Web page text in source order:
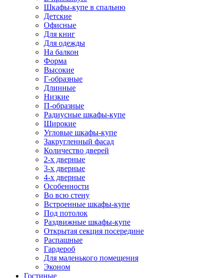
Шкафы-купе в спальню
Детские
Офисные
Для книг
Для одежды
На балкон
Форма
Высокие
Г-образные
Длинные
Низкие
П-образные
Радиусные шкафы-купе
Широкие
Угловые шкафы-купе
Закругленный фасад
Количество дверей
2-х дверные
3-х дверные
4-х дверные
Особенности
Во всю стену
Встроенные шкафы-купе
Под потолок
Раздвижные шкафы-купе
Открытая секция посередине
Распашные
Гардероб
Для маленького помещения
Эконом
Гостиные